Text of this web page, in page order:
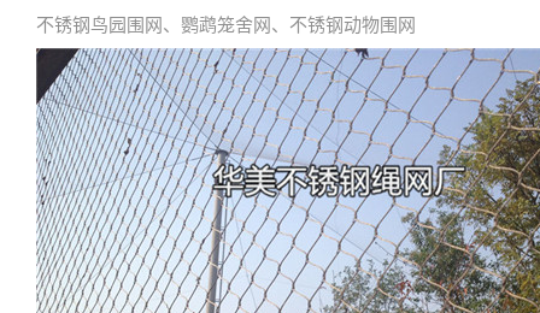
不锈钢鸟园围网、鹦鹉笼舍网、不锈钢动物围网